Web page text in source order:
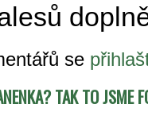
se
TAK TO JSME